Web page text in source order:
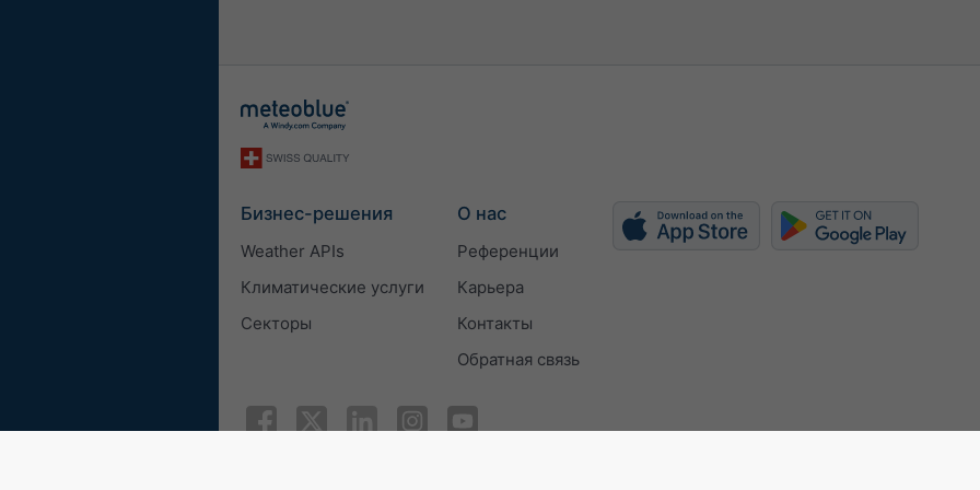
Бизнес-решения
Weather APIs
Климатические услуги
Секторы
О нас
Референции
Карьера
Контакты
Обратная связь